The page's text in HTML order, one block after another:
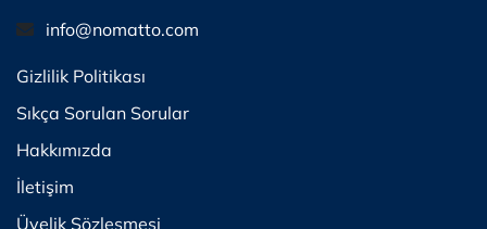
info@nomatto.com
Gizlilik Politikası
Sıkça Sorulan Sorular
Hakkımızda
İletişim
Üyelik Sözleşmesi